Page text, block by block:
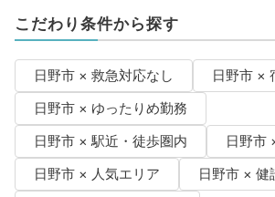
こだわり条件から探す
日野市 × 救急対応なし
日野市 ×
日野市 × ゆったりめ勤務
日野市 × 駅近・徒歩圏内
日野市
日野市 × 人気エリア
日野市 × 健